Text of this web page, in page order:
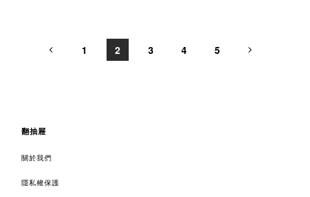
1 2 3 4 5
翻抽屜
關於我們
隱私權保護